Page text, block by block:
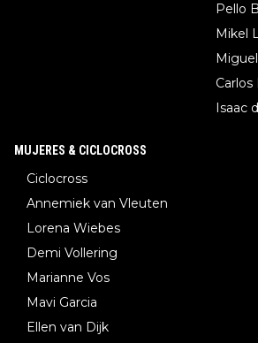
Pello
Mikel
Isaac
MUJERES & CICLOCROSS
Ciclocross
Annemiek van Vleuten
Lorena Wiebes
Demi Vollering
Marianne Vos
Mavi Garcia
Ellen van Dijk